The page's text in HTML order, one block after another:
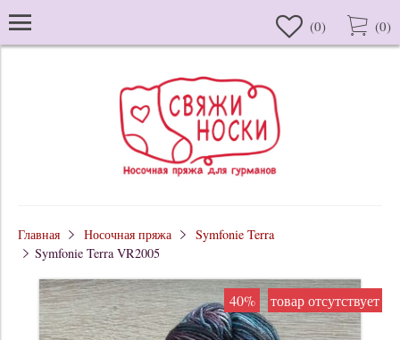
(0) (0)
Главная Носочная пряжа
Symfonie Terra
Symfonie Terra VR2005
40% товар отсутствует